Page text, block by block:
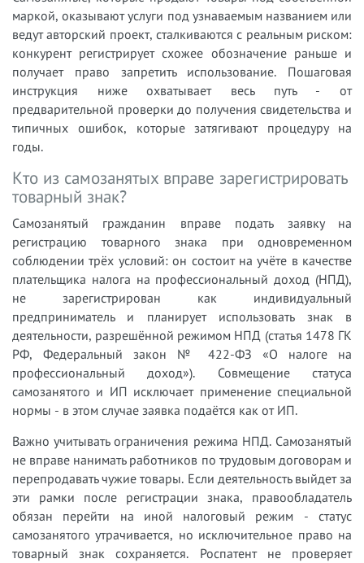
маркой, оказывают услуги под узнаваемым названием или
ведут авторский проект, сталкиваются с реальным риском:
конкурент регистрирует схожее обозначение раньше и
получает право запретить использование. Пошаговая
инструкция ниже охватывает весь путь - от
предварительной проверки до получения свидетельства и
типичных ошибок, которые затягивают процедуру на
годы.
Кто из самозанятых вправе зарегистрировать
товарный знак?
Самозанятый гражданин вправе подать заявку на
регистрацию товарного знака при одновременном
соблюдении трёх условий: он состоит на учёте в качестве
плательщика налога на профессиональный доход (НПД),
не зарегистрирован как индивидуальный
предприниматель и планирует использовать знак в
деятельности, разрешённой режимом НПД (статья 1478 ГК
РФ, Федеральный закон № 422-ФЗ «О налоге на
профессиональный доход»). Совмещение статуса
самозанятого и ИП исключает применение специальной
нормы - в этом случае заявка подаётся как от ИП.
Важно учитывать ограничения режима НПД. Самозанятый
не вправе нанимать работников по трудовым договорам и
перепродавать чужие товары. Если деятельность выйдет за
эти рамки после регистрации знака, правообладатель
обязан перейти на иной налоговый режим - статус
самозанятого утрачивается, но исключительное право на
товарный знак сохраняется. Роспатент не проверяет